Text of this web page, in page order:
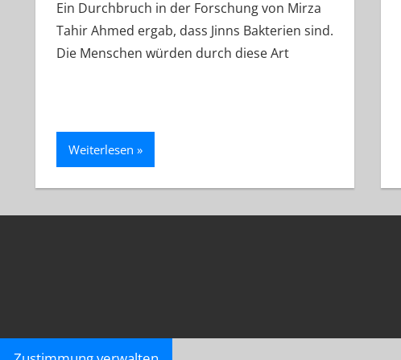
Ein Durchbruch in der Forschung von Mirza
Tahir Ahmed ergab, dass Jinns Bakterien sind.
Die Menschen würden durch diese Art
Weiterlesen